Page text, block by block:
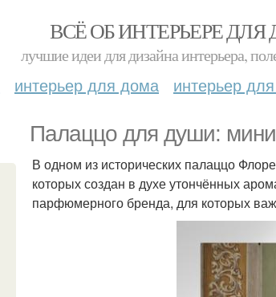
ВСЁ ОБ ИНТЕРЬЕРЕ
лучшие идеи для дизайна интерьера,
интерьер для дома интерьер
Палаццо для души:
В одном из исторических палаццо
которых создан в духе утончённых
парфюмерного бренда, для которых